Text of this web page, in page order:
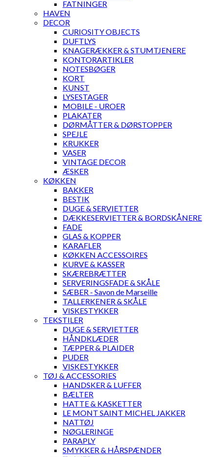
FATNINGER
HAVEN
DECOR
CURIOSITY OBJECTS
DUFTLYS
KNAGERÆKKER & STUMTJENERE
KONTORARTIKLER
NOTESBØGER
KORT
KUNST
LYSESTAGER
MOBILE - UROER
PLAKATER
DØRMÅTTER & DØRSTOPPER
SPEJLE
KRUKKER
VASER
VINTAGE DECOR
ÆSKER
KØKKEN
BAKKER
BESTIK
DUGE & SERVIETTER
DÆKKESERVIETTER & BORDSKÅNERE
FADE
GLAS & KOPPER
KARAFLER
KØKKEN ACCESSOIRES
KURVE & KASSER
SKÆREBRÆTTER
SERVERINGSFADE & SKÅLE
SÆBER - Savon de Marseille
TALLERKENER & SKÅLE
VISKESTYKKER
TEKSTILER
DUGE & SERVIETTER
HÅNDKLÆDER
TÆPPER & PLAIDER
PUDER
VISKESTYKKER
TØJ & ACCESSORIES
HANDSKER & LUFFER
BÆLTER
HATTE & KASKETTER
LE MONT SAINT MICHEL JAKKER
NATTØJ
NØGLERINGE
PARAPLY
SMYKKER & HÅRSPÆNDER